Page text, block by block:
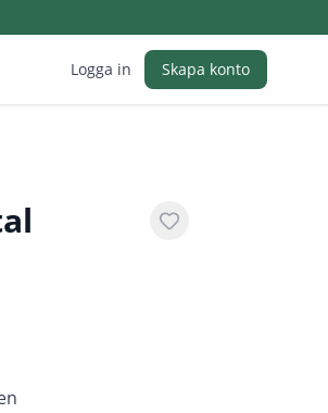
Logga in Skapa konto